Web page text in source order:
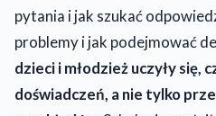
pytania i jak szukać
problemy i jak podejmować
dzieci i młodzież uczyły się,
doświadczeń, a nie tylko